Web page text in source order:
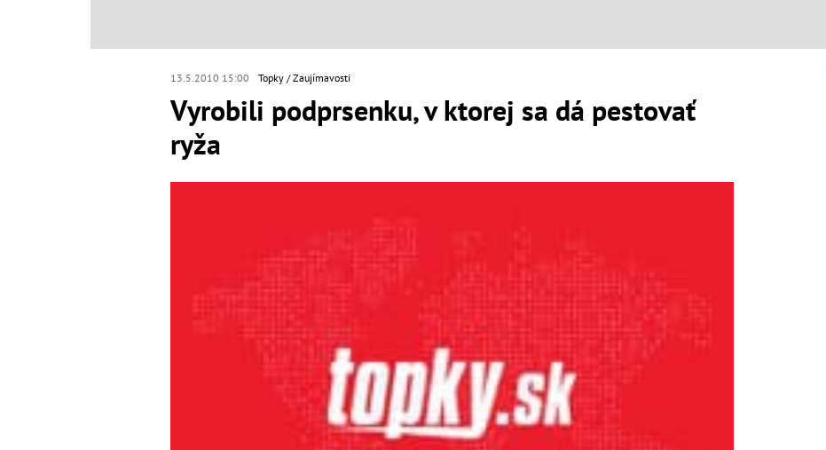
13.5.2010 15:00 Topky Zaujímavosti
Vyrobili podprsenku, v ktorej sa dá pestovať
ryža